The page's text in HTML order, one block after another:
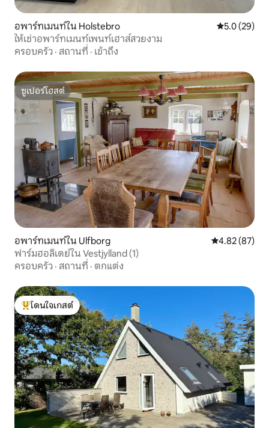
อพาร์ทเมนท์ใน Holstebro คะแนนเฉลี่ย
5.0 (29)
ให้เช่าอพาร์ทเมนท์เพนท์เฮาส์สวยงาม
ครอบครัว · สถานที่ · เข้าถึง
ซูเปอร์โฮสต์
ซูเปอร์โฮสต์
อพาร์ทเมนท์ใน Ulfborg คะแนนเฉลี่ย
4.82 (87)
ฟาร์มฮอลิเดย์ใน Vestjylland (1)
ครอบครัว · สถานที่ · ตกแต่ง
โดนใจเกสต์ที่สุด
โดนใจเกสต์